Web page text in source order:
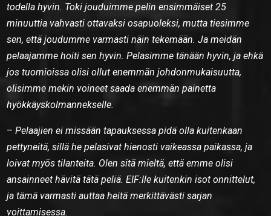
todella hyvin. Toki jouduimme pelin ensimmäiset 25
minuuttia vahvasti ottavaksi osapuoleksi, mutta tiesimme
sen, että joudumme varmasti näin tekemään. Ja meidän
pelaajamme hoiti sen hyvin. Pelasimme tänään hyvin, ja ehkä
jos tuomioissa olisi ollut enemmän johdonmukaisuutta,
olisimme mekin voineet saada enemmän painetta
hyökkäyskolmannekselle.
–Pelaajien ei missään tapauksessa pidä olla kuitenkaan
pettyneitä, sillä he pelasivat hienosti vaikeassa paikassa, ja
loivat myös tilanteita. Olen sitä mieltä, että emme olisi
ansainneet hävitä tätä peliä. EIF:lle kuitenkin isot onnittelut,
ja tämä varmasti auttaa heitä merkittävästi sarjan
voittamisessa.